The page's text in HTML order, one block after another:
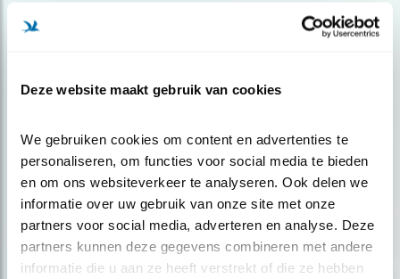
Deze website maakt gebruik van cookies
We gebruiken cookies om content en advertenties te
personaliseren, om functies voor social media te bieden
en om ons websiteverkeer te analyseren. Ook delen we
informatie over uw gebruik van onze site met onze
partners voor social media, adverteren en analyse. Deze
partners kunnen deze gegevens combineren met andere
informatie die u aan ze heeft verstrekt of die ze hebben
Meld je aan en ontvang nieuws, inspiratie, acties en tips
over vogels en activiteiten van Vogelbescherming.